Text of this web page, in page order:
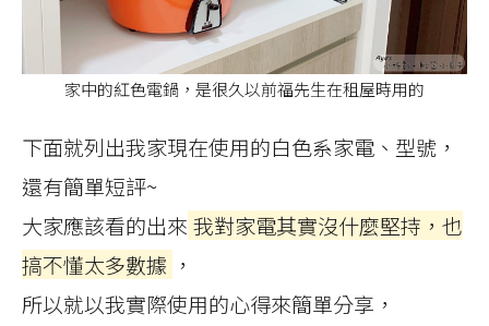
家中的紅色電鍋，是很久以前福先生在租屋時用的
下面就列出我家現在使用的白色系家電、型號，
還有簡單短評~
大家應該看的出來 我對家電其實沒什麼堅持，也
搞不懂太多數據 ，
所以就以我實際使用的心得來簡單分享，